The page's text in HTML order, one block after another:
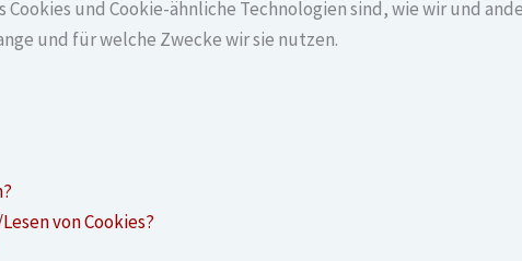
und Cookie-ähnliche Technologien sind, wie wir und
und für welche Zwecke wir sie nutzen.
von Cookies?